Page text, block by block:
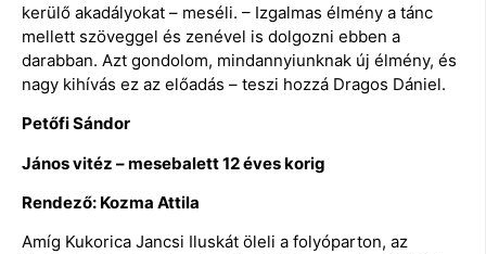
kerülő akadályokat – meséli. – Izgalmas élmény a tánc
mellett szöveggel és zenével is dolgozni ebben a
darabban. Azt gondolom, mindannyiunknak új élmény, és
nagy kihívás ez az előadás – teszi hozzá Dragos Dániel.
Petőfi Sándor
János vitéz – mesebalett 12 éves korig
Rendező: Kozma Attila
Amíg Kukorica Jancsi Iluskát öleli a folyóparton, az